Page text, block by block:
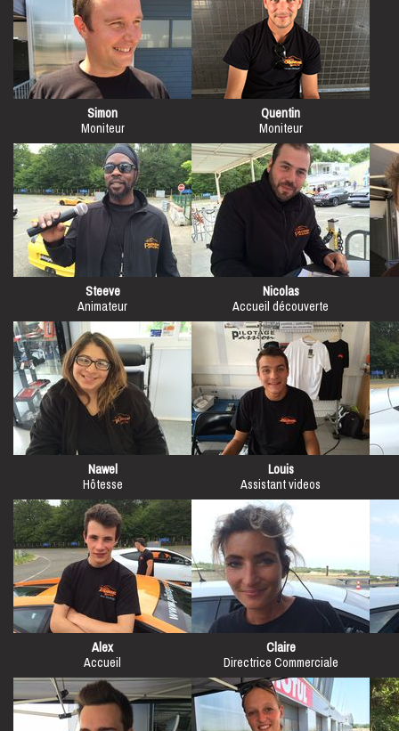
Simon
Moniteur
Quentin
Moniteur
Steeve
Animateur
Nicolas
Accueil découverte
Nawel
Hôtesse
Louis
Assistant videos
Alex
Accueil
Claire
Directrice Commerciale